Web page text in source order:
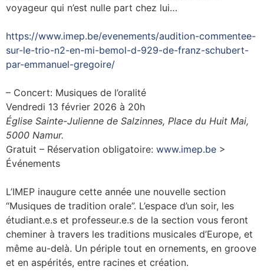
voyageur qui n’est nulle part chez lui…
https://www.imep.be/evenements/audition-commentee-
sur-le-trio-n2-en-mi-bemol-d-929-de-franz-schubert-
par-emmanuel-gregoire/
– Concert: Musiques de l’oralité
Vendredi 13 février 2026 à 20h
Église Sainte-Julienne de Salzinnes, Place du Huit Mai,
5000 Namur.
Gratuit – Réservation obligatoire: www.imep.be >
Événements
L’IMEP inaugure cette année une nouvelle section
“Musiques de tradition orale”. L’espace d’un soir, les
étudiant.e.s et professeur.e.s de la section vous feront
cheminer à travers les traditions musicales d’Europe, et
même au-delà. Un périple tout en ornements, en groove
et en aspérités, entre racines et création.